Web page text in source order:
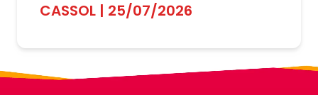
CASSOL | 25/07/2026